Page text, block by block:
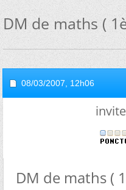
DM de maths (
08/03/2007, 12h06
DM de maths (